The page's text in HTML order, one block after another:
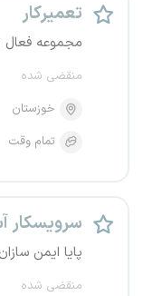
تعمیرکار
مجموعه فعال
منقضی شده
خوزستان
تمام وقت
سرویسکار
پایا ایمن
منقضی شده